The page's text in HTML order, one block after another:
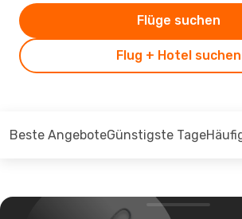
Flug + Hotel suchen
Flüge suchen
Beste AngeboteGünstigste Tage